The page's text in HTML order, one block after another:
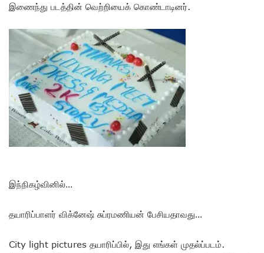
இணைந்து படத்தின் வெற்றியைக் கொண்டாடினர்.
இந்நிகழ்வினில்…
தயாரிப்பாளர் விக்னேஷ் சுப்ரமணியன் பேசியதாவது…
City light pictures தயாரிப்பில், இது எங்கள் முதல்ப்படம்.